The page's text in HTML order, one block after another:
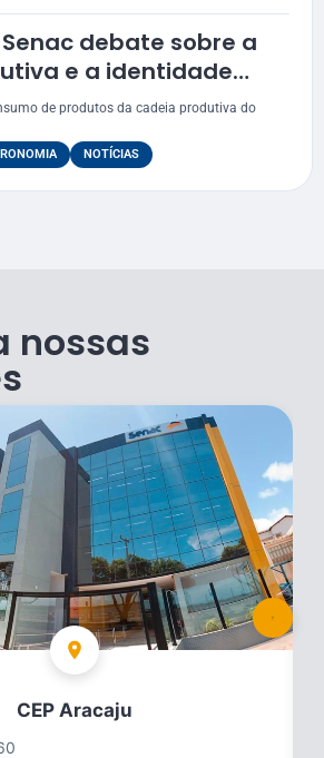
debate sobre a
e a identidade
de Sergipe
de produtos da cadeia produtiva do
NOTÍCIAS
nossas
CEP Aracaju